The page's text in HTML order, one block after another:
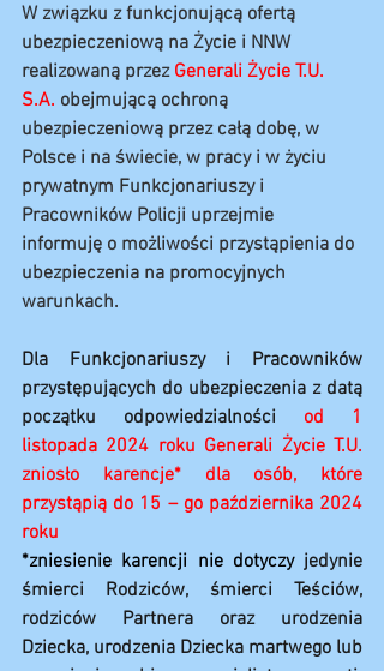
W związku z funkcjonującą ofertą
ubezpieczeniową na Życie i NNW
realizowaną przez Generali Życie T.U.
S.A. obejmującą ochroną
ubezpieczeniową przez całą dobę, w
Polsce i na świecie, w pracy i w życiu
prywatnym Funkcjonariuszy i
Pracowników Policji uprzejmie
informuję o możliwości przystąpienia do
ubezpieczenia na promocyjnych
warunkach.
Dla Funkcjonariuszy i Pracowników
przystępujących do ubezpieczenia z datą
początku odpowiedzialności od 1
listopada 2024 roku Generali Życie T.U.
zniosło karencje* dla osób, które
przystąpią do 15 – go października 2024
roku
*zniesienie karencji nie dotyczy jedynie
śmierci Rodziców, śmierci Teściów,
rodziców Partnera oraz urodzenia
Dziecka, urodzenia Dziecka martwego lub